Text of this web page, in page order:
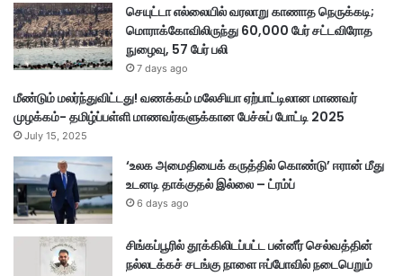
செயுட்டா எல்லையில் வரலாறு காணாத நெருக்கடி;
மொராக்கோவிலிருந்து 60,000 பேர் சட்டவிரோத
நுழைவு, 57 பேர் பலி
7 days ago
மீண்டும் மலர்ந்துவிட்டது! வணக்கம் மலேசியா ஏற்பாட்டிலான மாணவர்
முழக்கம்- தமிழ்ப்பள்ளி மாணவர்களுக்கான பேச்சுப் போட்டி 2025
July 15, 2025
‘உலக அமைதியைக் கருத்தில் கொண்டு’ ஈரான் மீது
உடனடி தாக்குதல் இல்லை – ட்ரம்ப்
6 days ago
சிங்கப்பூரில் தூக்கிலிடப்பட்ட பன்னீர் செல்வத்தின்
நல்லடக்கச் சடங்கு நாளை ஈப்போவில் நடைபெறும்